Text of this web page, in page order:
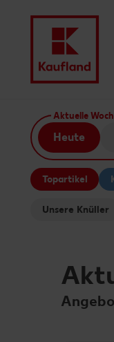
Springe zu
Hauptinhalt
Footer
Aktuelle
Heute
Topartikel
Unsere Knüller